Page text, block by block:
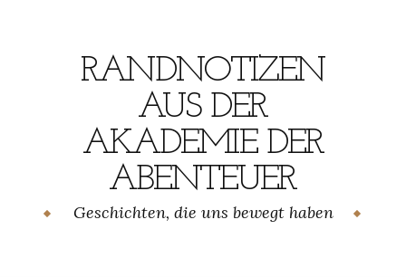
RANDNOTIZEN
AUS DER
AKADEMIE DER
ABENTEUER
Geschichten, die uns bewegt haben